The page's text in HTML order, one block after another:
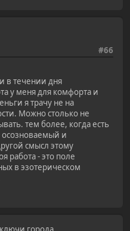
#66
в течении дня
у меня для комфорта и
я трачу не на
Можно столько не
тем более, когда есть
и
смысл этому
работа - это поле
в эзотерическом